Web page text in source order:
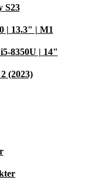
S23
| 13.3" | M1
8350U | 14"
(2023)